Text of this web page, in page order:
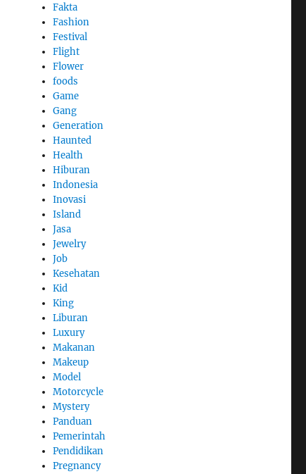
Fakta
Fashion
Festival
Flight
Flower
foods
Game
Gang
Generation
Haunted
Health
Hiburan
Indonesia
Inovasi
Island
Jasa
Jewelry
Job
Kesehatan
Kid
King
Liburan
Luxury
Makanan
Makeup
Model
Motorcycle
Mystery
Panduan
Pemerintah
Pendidikan
Pregnancy